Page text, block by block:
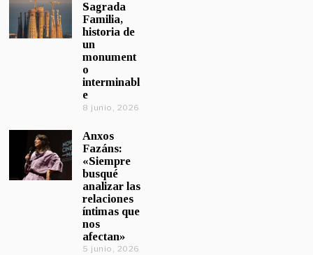
Sagrada
Familia,
historia de
un
monument
o
interminabl
e
8 junio, 2026
Anxos
Fazáns:
«Siempre
busqué
analizar las
relaciones
íntimas que
nos
afectan»
5 junio, 2026